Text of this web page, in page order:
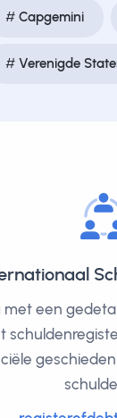
Capgemini
Verenigde
met een